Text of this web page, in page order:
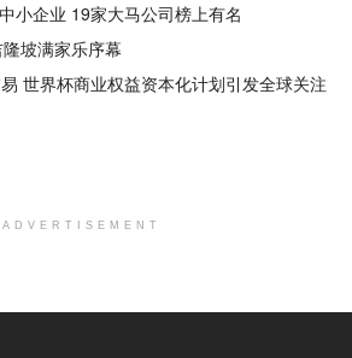
小企业 19家大马公司榜上有名
坡满家乐序幕
世界杯商业权益资本化计划引发全球关注
ADVERTISEMENT